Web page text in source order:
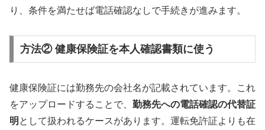
り、条件を満たせば電話確認なしで手続きが進みます。
方法② 健康保険証を本人確認書類に使う
健康保険証には勤務先の会社名が記載されています。これ
をアップロードすることで、 勤務先への電話確認の代替証
明 として扱われるケースがあります。運転免許証よりも在